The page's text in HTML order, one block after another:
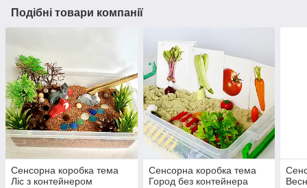
Подібні товари компанії
Сенсорна коробка тема
Ліс з контейнером
Сенсорна коробка тема
Город без контейнера